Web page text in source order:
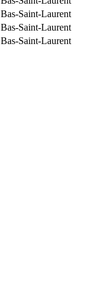
Bas-Saint-Laurent
Bas-Saint-Laurent
Bas-Saint-Laurent